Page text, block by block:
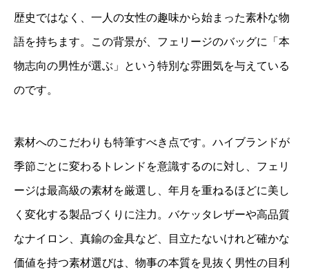
歴史ではなく、一人の女性の趣味から始まった素朴な物
語を持ちます。この背景が、フェリージのバッグに「本
物志向の男性が選ぶ」という特別な雰囲気を与えている
のです。
素材へのこだわりも特筆すべき点です。ハイブランドが
季節ごとに変わるトレンドを意識するのに対し、フェリ
ージは最高級の素材を厳選し、年月を重ねるほどに美し
く変化する製品づくりに注力。バケッタレザーや高品質
なナイロン、真鍮の金具など、目立たないけれど確かな
価値を持つ素材選びは、物事の本質を見抜く男性の目利